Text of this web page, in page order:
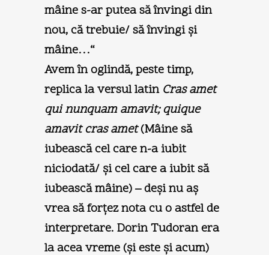
mâine s-ar putea să învingi din
nou, că trebuie/ să învingi şi
mâine…“
Avem în oglindă, peste timp,
replica la versul latin Cras amet
qui nunquam amavit; quique
amavit cras amet(Mâine să
iubească cel care n-a iubit
niciodată/ şi cel care a iubit să
iubească mâine) – deşi nu aş
vrea să forţez nota cu o astfel de
interpretare. Dorin Tudoran era
la acea vreme (şi este şi acum)